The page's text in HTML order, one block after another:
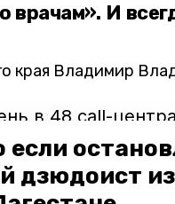
если
дзюдоист
врачам». И
края Владимир
в 48 call-
том числе и
Ранее на
которые